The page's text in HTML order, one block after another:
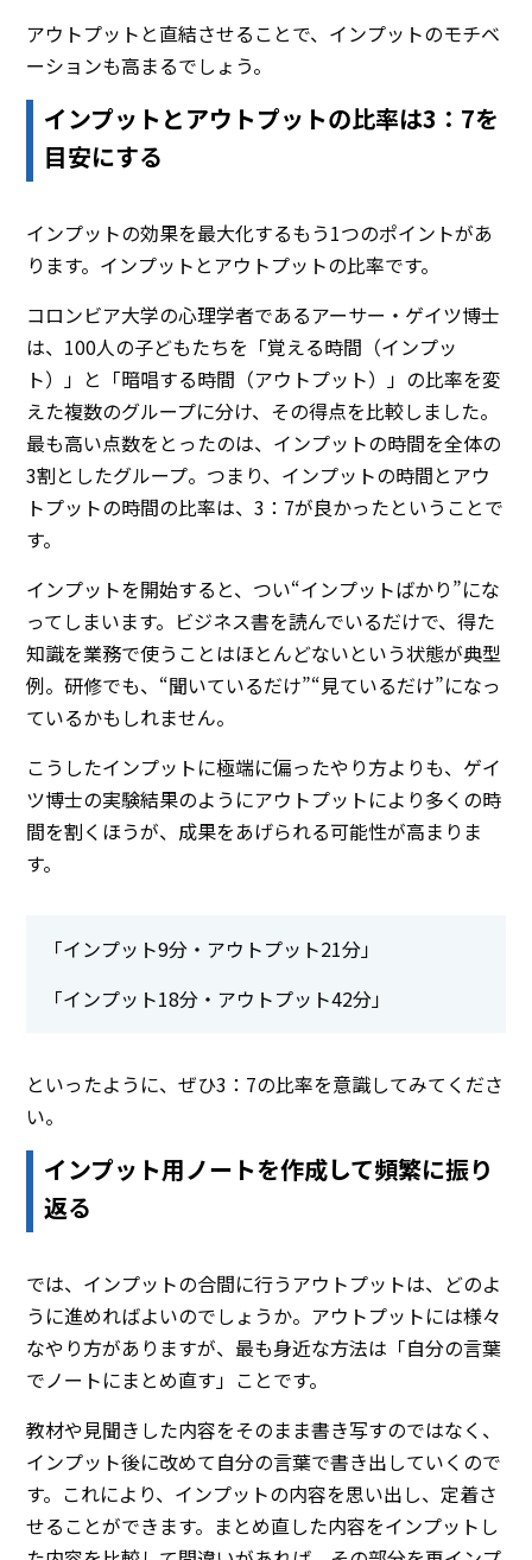
アウトプットと直結させることで、インプットのモチベ
ーションも高まるでしょう。
インプットとアウトプットの比率は3：7を
目安にする
インプットの効果を最大化するもう1つのポイントがあ
ります。インプットとアウトプットの比率です。
コロンビア大学の心理学者であるアーサー・ゲイツ博士
は、100人の子どもたちを「覚える時間（インプッ
ト）」と「暗唱する時間（アウトプット）」の比率を変
えた複数のグループに分け、その得点を比較しました。
最も高い点数をとったのは、インプットの時間を全体の
3割としたグループ。つまり、インプットの時間とアウ
トプットの時間の比率は、3：7が良かったということで
す。
インプットを開始すると、つい“インプットばかり”にな
ってしまいます。ビジネス書を読んでいるだけで、得た
知識を業務で使うことはほとんどないという状態が典型
例。研修でも、“聞いているだけ”“見ているだけ”になっ
ているかもしれません。
こうしたインプットに極端に偏ったやり方よりも、ゲイ
ツ博士の実験結果のようにアウトプットにより多くの時
間を割くほうが、成果をあげられる可能性が高まりま
す。
「インプット9分・アウトプット21分」
「インプット18分・アウトプット42分」
といったように、ぜひ3：7の比率を意識してみてくださ
い。
インプット用ノートを作成して頻繁に振り
返る
では、インプットの合間に行うアウトプットは、どのよ
うに進めればよいのでしょうか。アウトプットには様々
なやり方がありますが、最も身近な方法は「自分の言葉
でノートにまとめ直す」ことです。
教材や見聞きした内容をそのまま書き写すのではなく、
インプット後に改めて自分の言葉で書き出していくので
す。これにより、インプットの内容を思い出し、定着さ
せることができます。まとめ直した内容をインプットし